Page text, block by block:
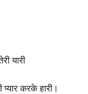
यारी
प्यार करके हारी।